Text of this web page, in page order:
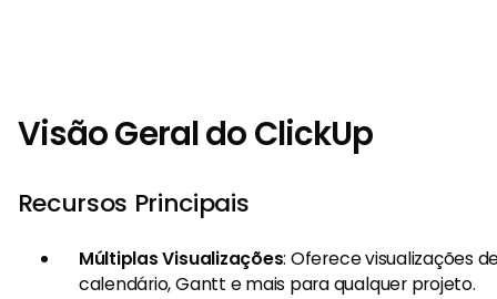
Visão Geral do ClickUp
Recursos Principais
Múltiplas Visualizações: Oferece visualizações
calendário, Gantt e mais para qualquer projeto.